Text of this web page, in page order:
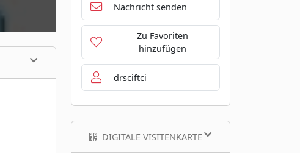
Nachricht senden
Zu Favoriten
hinzufügen
drsciftci
DIGITALE VISITENKARTE